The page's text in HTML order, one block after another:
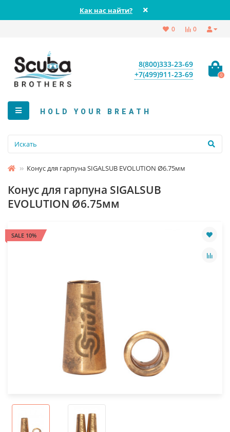
Как нас найти?
0
0
8(800)333-23-69
+7(499)911-23-69
0
HOLD YOUR BREATH
Конус для гарпуна SIGALSUB EVOLUTION Ø6.75мм
Конус для гарпуна SIGALSUB
EVOLUTION Ø6.75мм
SALE 10%